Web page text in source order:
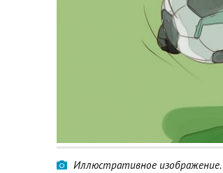
Иллюстративное изображение.